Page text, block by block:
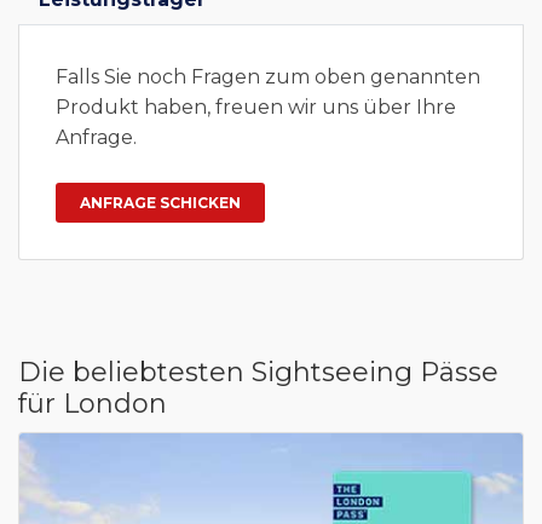
Falls Sie noch Fragen zum oben genannten
Produkt haben, freuen wir uns über Ihre
Anfrage.
Die beliebtesten Sightseeing Pässe
für London